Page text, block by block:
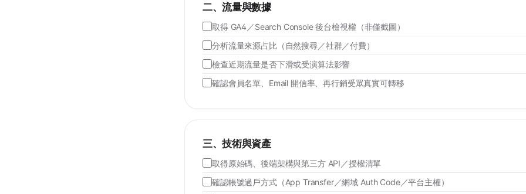
二、流量與數據
取得 GA4／Search Console 後台檢視權（非僅截圖）
分析流量來源占比（自然搜尋／社群／付費）
檢查近期流量是否下滑或受演算法影響
確認會員名單、Email 開信率、再行銷受眾真實可轉移
三、技術與資產
取得原始碼、後端架構與第三方 API／授權清單
確認帳號過戶方式（App Transfer／網域 Auth Code／平台主權）